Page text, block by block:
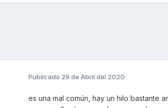
Publicado 29 de Abril del 2020
es una mal común, hay un hilo bastante